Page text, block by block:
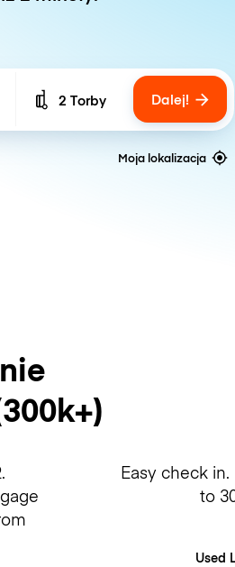
Number of bags
2 Torby Dalej!
Moja lokalizacja
Easy check
to
Used